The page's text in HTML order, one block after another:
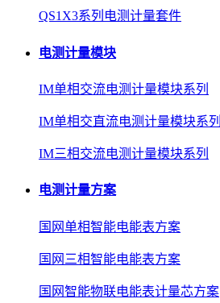
QS1X3系列电测计量套件
电测计量模块
IM单相交流电测计量模块系列
IM单相交直流电测计量模块系列
IM三相交流电测计量模块系列
电测计量方案
国网单相智能电能表方案
国网三相智能电能表方案
国网智能物联电能表计量芯方案